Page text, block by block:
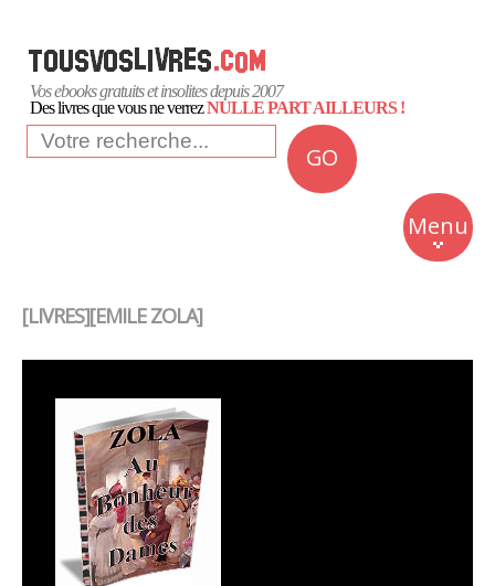
Vos ebooks gratuits et insolites depuis 2007
Des livres que vous ne verrezNULLE PART AILLEURS !
GO
Menu
Insolite
Business
[LIVRES][EMILE ZOLA]